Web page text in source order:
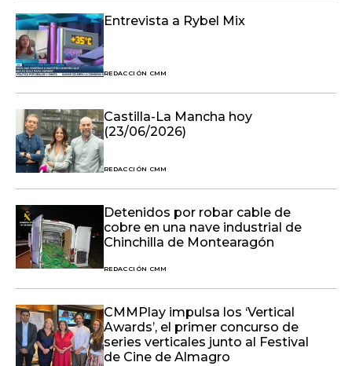
Entrevista a Rybel Mix
REDACCIÓN CMM
Castilla-La Mancha hoy
(23/06/2026)
REDACCIÓN CMM
Detenidos por robar cable de
cobre en una nave industrial de
Chinchilla de Montearagón
REDACCIÓN CMM
CMMPlay impulsa los ‘Vertical
Awards’, el primer concurso de
series verticales junto al Festival
de Cine de Almagro